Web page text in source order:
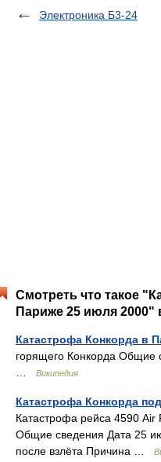
Электроника Б3-24
Смотреть что такое
Париже 25 июля 2000"
Катастрофа Конкорда в
горящего Конкорда Общие
…
Википедия
Катастрофа Конкорда
Катастрофа рейса 4590 Air
Общие сведения Дата 25
после взлёта Причина …